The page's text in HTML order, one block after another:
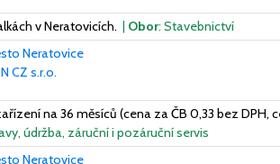
v Neratovicích. | Obor: Stavebnictví
Neratovice
CZ s.r.o.
na 36 měsíců (cena za ČB 0,33 bez DPH,
údržba, záruční i pozáruční servis
Neratovice